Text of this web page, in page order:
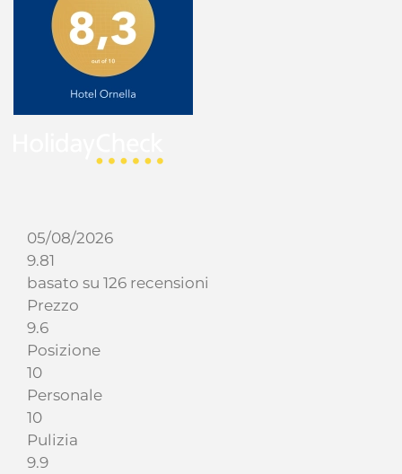
05/08/2026
9.81
basato su 126 recensioni
Prezzo
9.6
Posizione
10
Personale
10
Pulizia
9.9